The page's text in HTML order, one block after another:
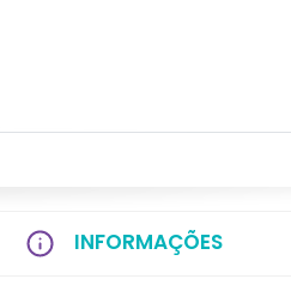
INFORMAÇÕES